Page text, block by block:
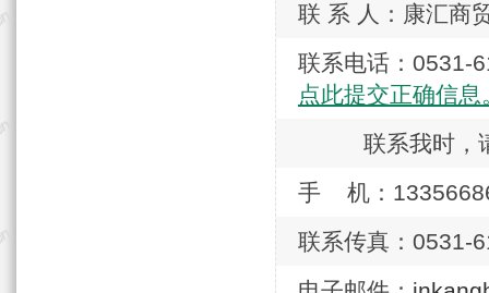
联 系 人：康汇商
联系电话：
点此提交正确信息
联系我时，
手 机：
联系传真：0531-